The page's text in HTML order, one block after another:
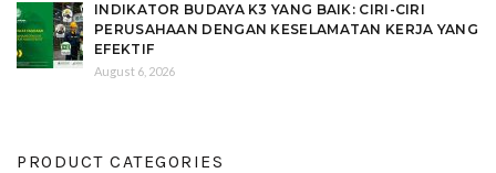
INDIKATOR BUDAYA K3 YANG BAIK: CIRI-CIRI
PERUSAHAAN DENGAN KESELAMATAN KERJA YANG
EFEKTIF
August 6, 2026
PRODUCT CATEGORIES